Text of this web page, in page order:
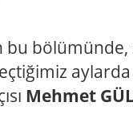
bu bölümünde,
Mehmet